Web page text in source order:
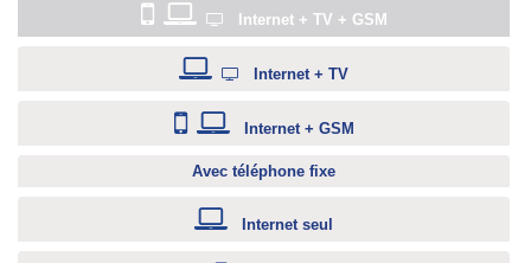
Internet + TV + GSM
Internet + TV
Internet + GSM
Avec téléphone fixe
Internet seul